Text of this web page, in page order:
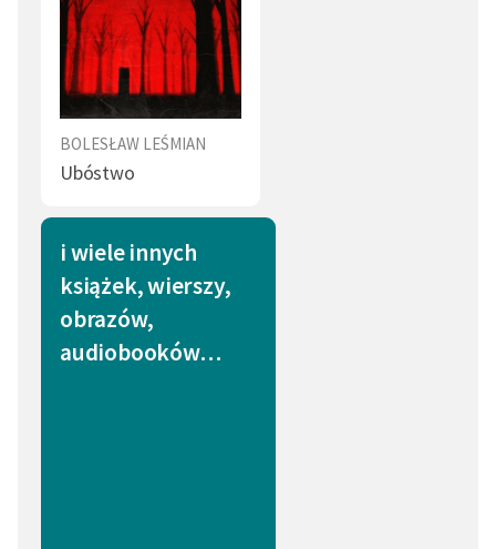
BOLESŁAW LEŚMIAN
Ubóstwo
i wiele innych
książek, wierszy,
obrazów,
audiobooków…